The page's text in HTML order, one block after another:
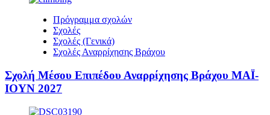
Πρόγραμμα σχολών
Σχολές
Σχολές (Γενικά)
Σχολές Αναρρίχησης Βράχου
Σχολή Μέσου Επιπέδου Αναρρίχησης Βράχου ΜΑΪ-
ΙΟΥΝ 2027